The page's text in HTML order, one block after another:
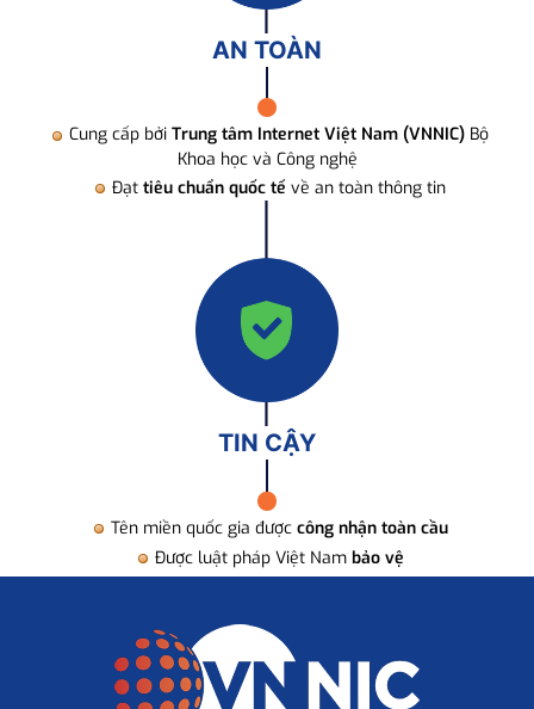
AN TOÀN
Cung cấp bởi Trung tâm Internet Việt Nam (VNNIC) Bộ
Khoa học và Công nghệ
Đạt tiêu chuẩn quốc tế về an toàn thông tin
TIN CẬY
Tên miền quốc gia được công nhận toàn cầu
Được luật pháp Việt Nam bảo vệ